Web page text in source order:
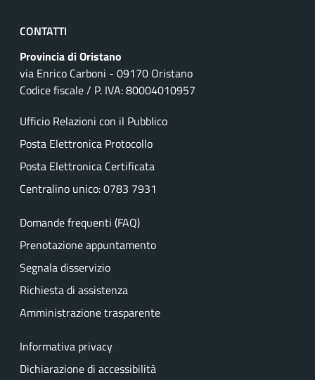
CONTATTI
Provincia di Oristano
via Enrico Carboni - 09170 Oristano
Codice fiscale / P. IVA: 80004010957
Ufficio Relazioni con il Pubblico
Posta Elettronica Protocollo
Posta Elettronica Certificata
Centralino unico: 0783 7931
Domande frequenti (FAQ)
Prenotazione appuntamento
Segnala disservizio
Richiesta di assistenza
Amministrazione trasparente
Informativa privacy
Dichiarazione di accessibilità